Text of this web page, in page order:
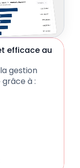
efficace au
gestion
à :